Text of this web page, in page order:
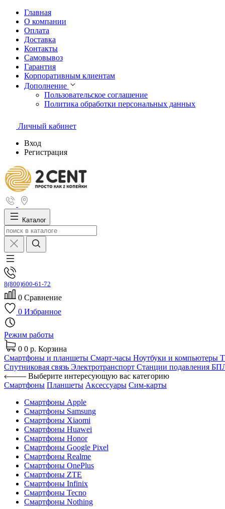
Главная
О компании
Оплата
Доставка
Контакты
Самовывоз
Гарантия
Корпоративным клиентам
Дополнение
Пользовательское соглашение
Политика обработки персональных данных
Личный кабинет
Вход
Регистрация
Каталог
8(800)600-61-72
0 Сравнение
0 Избранное
Режим работы
0 0 р. Корзина
Смартфоны и планшеты Смарт-часы Ноутбуки и компьютеры
Спутниковая связь Электротранспорт Станции подавления
Выберите интересующую вас категорию
Смартфоны Планшеты Аксессуары Сим-карты
Смартфоны Apple
Смартфоны Samsung
Смартфоны Xiaomi
Смартфоны Huawei
Смартфоны Honor
Смартфоны Google Pixel
Смартфоны Realme
Смартфоны OnePlus
Смартфоны ZTE
Смартфоны Infinix
Смартфоны Tecno
Смартфоны Nothing